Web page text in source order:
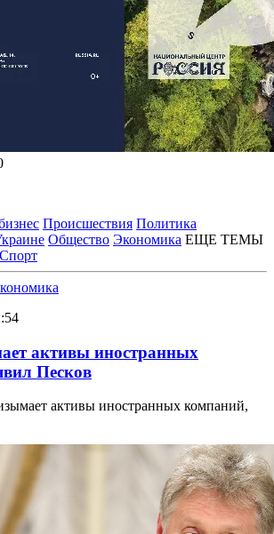
Происшествия Политика
Общество Экономика ЕЩЕ ТЕМЫ
Спорт
активы иностранных
Песков
активы иностранных компаний,